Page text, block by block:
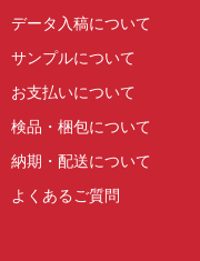
データ入稿について
サンプルについて
お支払いについて
検品・梱包について
納期・配送について
よくあるご質問